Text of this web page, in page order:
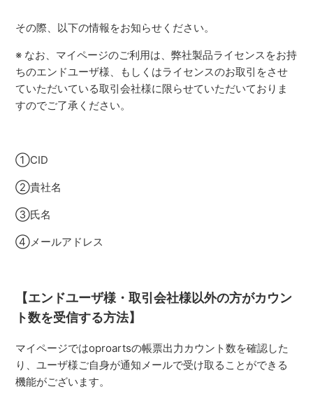
その際、以下の情報をお知らせください。
※ なお、マイページのご利用は、弊社製品ライセンスをお持
ちのエンドユーザ様、もしくはライセンスのお取引をさせ
ていただいている取引会社様に限らせていただいておりま
すのでご了承ください。
①CID
②貴社名
③氏名
④メールアドレス
【エンドユーザ様・取引会社様以外の方がカウン
ト数を受信する方法】
マイページではoproartsの帳票出力カウント数を確認した
り、ユーザ様ご自身が通知メールで受け取ることができる
機能がございます。